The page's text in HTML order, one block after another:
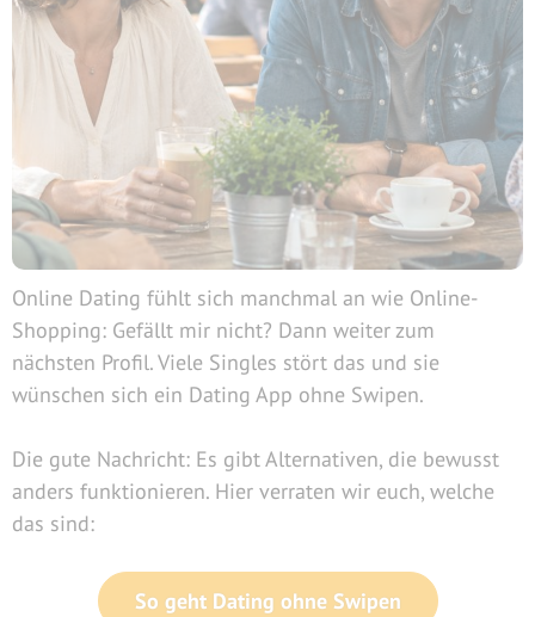
Online Dating fühlt sich manchmal an wie Online-
Shopping: Gefällt mir nicht? Dann weiter zum
nächsten Profil. Viele Singles stört das und sie
wünschen sich ein Dating App ohne Swipen.
Die gute Nachricht: Es gibt Alternativen, die bewusst
anders funktionieren. Hier verraten wir euch, welche
das sind:
So geht Dating ohne Swipen